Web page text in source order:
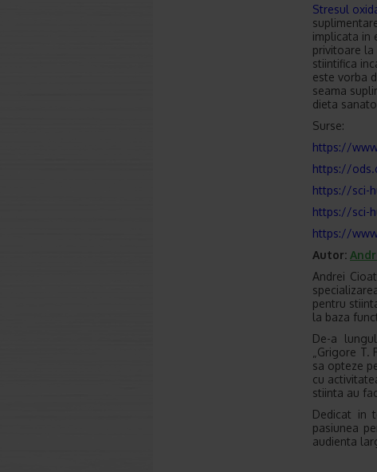
Stresul
implicata in
privitoare la
stiintifica
este vorba
seama
dieta
Surse:
https://
https://
https://sci-
https://sci-
https://
Autor:
Andrei
pentru
la baza
De-a
„Grigore
sa opteze
cu
stiinta au
Dedicat in
pasiunea
audienta